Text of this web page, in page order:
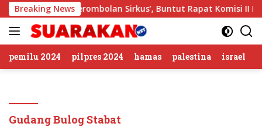
Langsung
ke
konten
Breaking News
Soal Tuduhan ‘Gerombolan Sirkus’, Buntut Rapat Komisi II
pemilu 2024 pilpres 2024 hamas palestina israel
Gudang Bulog Stabat